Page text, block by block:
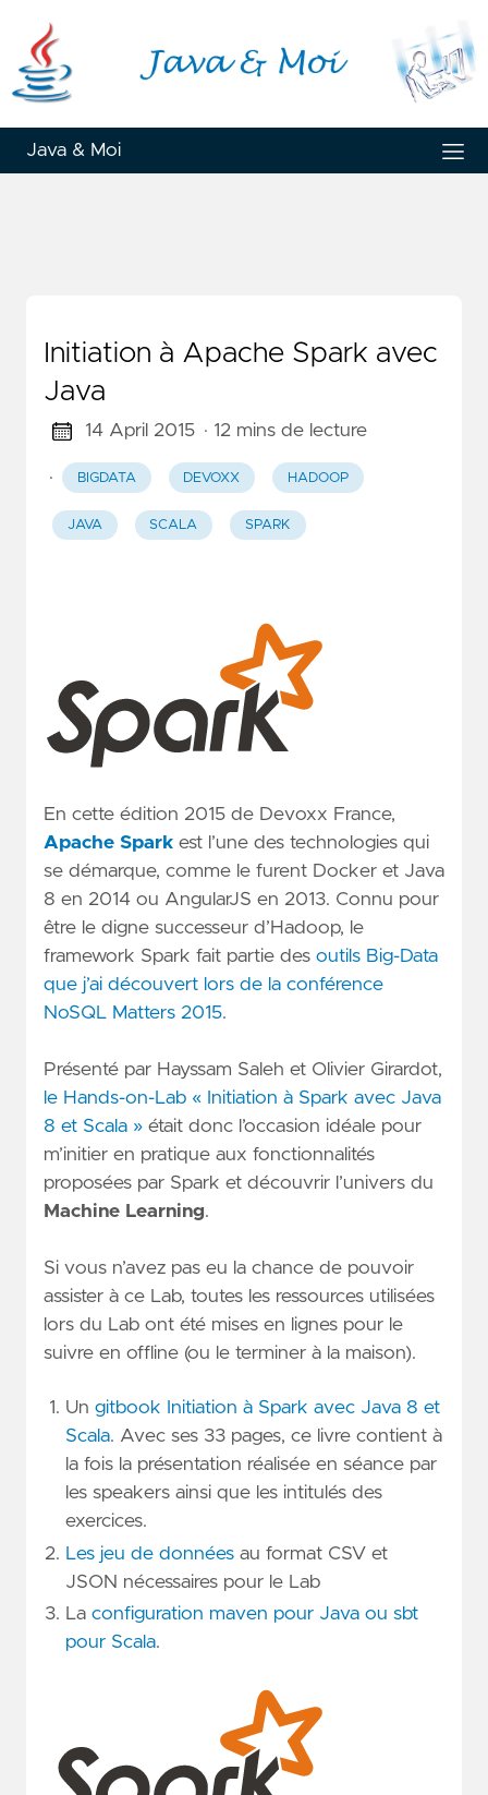
Java & Moi
Initiation à Apache Spark avec
Java
14 April 2015 · 12 mins de lecture
· BIGDATA DEVOXX HADOOP
JAVA SCALA SPARK
En cette édition 2015 de Devoxx France,
Apache Spark est l’une des technologies qui
se démarque, comme le furent Docker et Java
8 en 2014 ou AngularJS en 2013. Connu pour
être le digne successeur d’Hadoop, le
framework Spark fait partie des outils Big-Data
que j’ai découvert lors de la conférence
NoSQL Matters 2015.
Présenté par Hayssam Saleh et Olivier Girardot,
le Hands-on-Lab « Initiation à Spark avec Java
8 et Scala » était donc l’occasion idéale pour
m’initier en pratique aux fonctionnalités
proposées par Spark et découvrir l’univers du
Machine Learning.
Si vous n’avez pas eu la chance de pouvoir
assister à ce Lab, toutes les ressources utilisées
lors du Lab ont été mises en lignes pour le
suivre en offline (ou le terminer à la maison).
Un gitbook Initiation à Spark avec Java 8 et
Scala. Avec ses 33 pages, ce livre contient à
la fois la présentation réalisée en séance par
les speakers ainsi que les intitulés des
exercices.
Les jeu de données au format CSV et
JSON nécessaires pour le Lab
La configuration maven pour Java ou sbt
pour Scala.